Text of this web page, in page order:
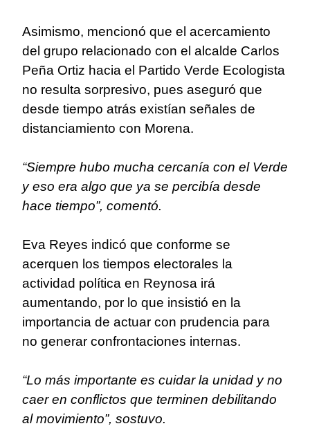
Asimismo, mencionó que el acercamiento
del grupo relacionado con el alcalde Carlos
Peña Ortiz hacia el Partido Verde Ecologista
no resulta sorpresivo, pues aseguró que
desde tiempo atrás existían señales de
distanciamiento con Morena.
“Siempre hubo mucha cercanía con el Verde
y eso era algo que ya se percibía desde
hace tiempo”, comentó.
Eva Reyes indicó que conforme se
acerquen los tiempos electorales la
actividad política en Reynosa irá
aumentando, por lo que insistió en la
importancia de actuar con prudencia para
no generar confrontaciones internas.
“Lo más importante es cuidar la unidad y no
caer en conflictos que terminen debilitando
al movimiento”, sostuvo.